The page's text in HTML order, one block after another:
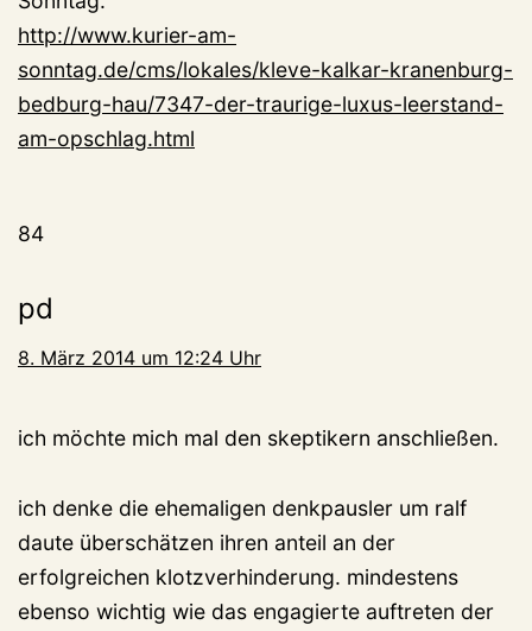
http://www.kurier-am-
sonntag.de/cms/lokales/kleve-kalkar-kranenburg-
bedburg-hau/7347-der-traurige-luxus-leerstand-
am-opschlag.html
84
pd
8. März 2014 um 12:24 Uhr
ich möchte mich mal den skeptikern anschließen.
ich denke die ehemaligen denkpausler um ralf
daute überschätzen ihren anteil an der
erfolgreichen klotzverhinderung. mindestens
ebenso wichtig wie das engagierte auftreten der